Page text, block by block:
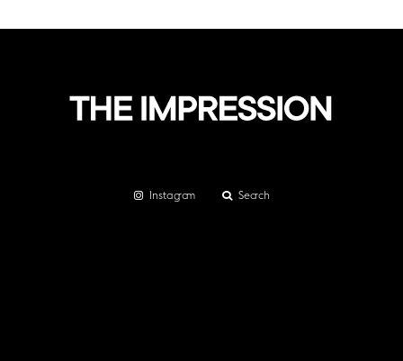
Instagram Search